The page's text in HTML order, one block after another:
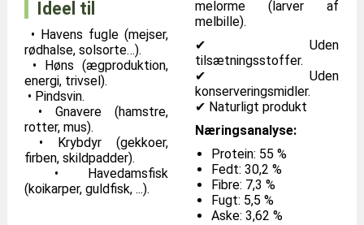
Ideel til
• Havens fugle (mejser,
rødhalse, solsorte…).
• Høns (ægproduktion,
energi, trivsel).
• Pindsvin.
• Gnavere (hamstre,
rotter, mus).
• Krybdyr (gekkoer,
firben, skildpadder).
• Havedamsfisk
(koikarper, guldfisk, ...).
melorme (larver af
melbille).
✔ Uden
tilsætningsstoffer.
✔ Uden
konserveringsmidler.
✔ Naturligt produkt
Næringsanalyse:
Protein: 55 %
Fedt: 30,2 %
Fibre: 7,3 %
Fugt: 5,5 %
Aske: 3,62 %